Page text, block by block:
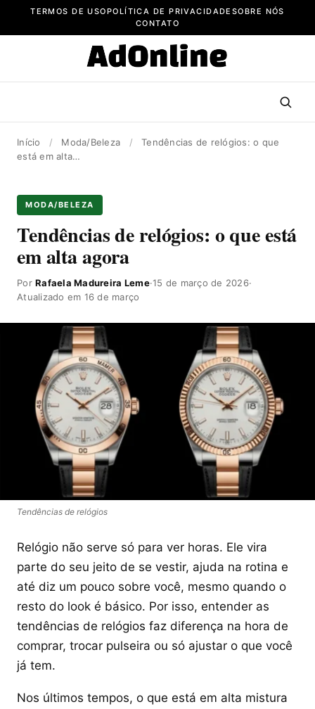
TERMOS DE USOPOLÍTICA DE PRIVACIDADE SOBRE NÓS
CONTATO
Início / Moda/Beleza /
Tendências de relógios: o que
está em alta…
MODA/BELEZA
Tendências de relógios: o que está
em alta agora
PorRafaela Madureira Leme·15 de março de 2026·
Atualizado em 16 de março
Tendências de relógios
Relógio não serve só para ver horas. Ele vira
parte do seu jeito de se vestir, ajuda na rotina e
até diz um pouco sobre você, mesmo quando o
resto do look é básico. Por isso, entender as
tendências de relógios faz diferença na hora de
comprar, trocar pulseira ou só ajustar o que você
já tem.
Nos últimos tempos, o que está em alta mistura